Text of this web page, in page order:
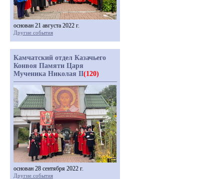
основан 21 августа 2022 г.
Другие события
Камчатский отдел Казачьего
Конвоя Памяти Царя
Мученика Николая II(120)
основан 28 сентября 2022 г.
Другие события